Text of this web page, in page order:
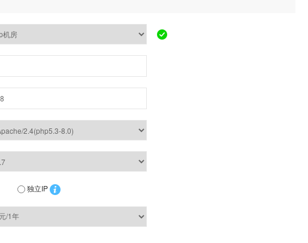
独立IP